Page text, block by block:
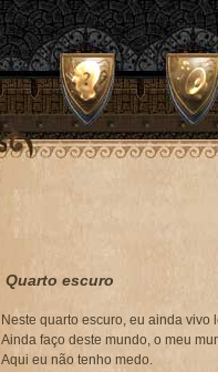
Quarto escuro
Neste quarto escuro, eu ainda vivo
Ainda faço deste mundo, o meu
Aqui eu não tenho medo.